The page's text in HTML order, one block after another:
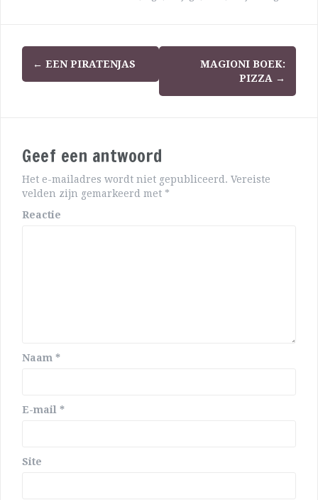
← EEN PIRATENJAS
MAGIONI BOEK:
PIZZA →
Geef een antwoord
Het e-mailadres wordt niet gepubliceerd. Vereiste
velden zijn gemarkeerd met *
Reactie
Naam *
E-mail *
Site